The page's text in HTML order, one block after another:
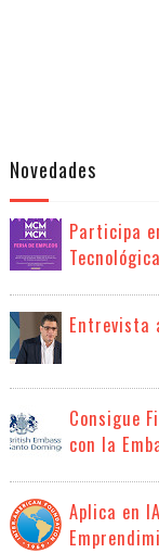
Novedades
Participa
Entrevista
Consigue
con la
Aplica en